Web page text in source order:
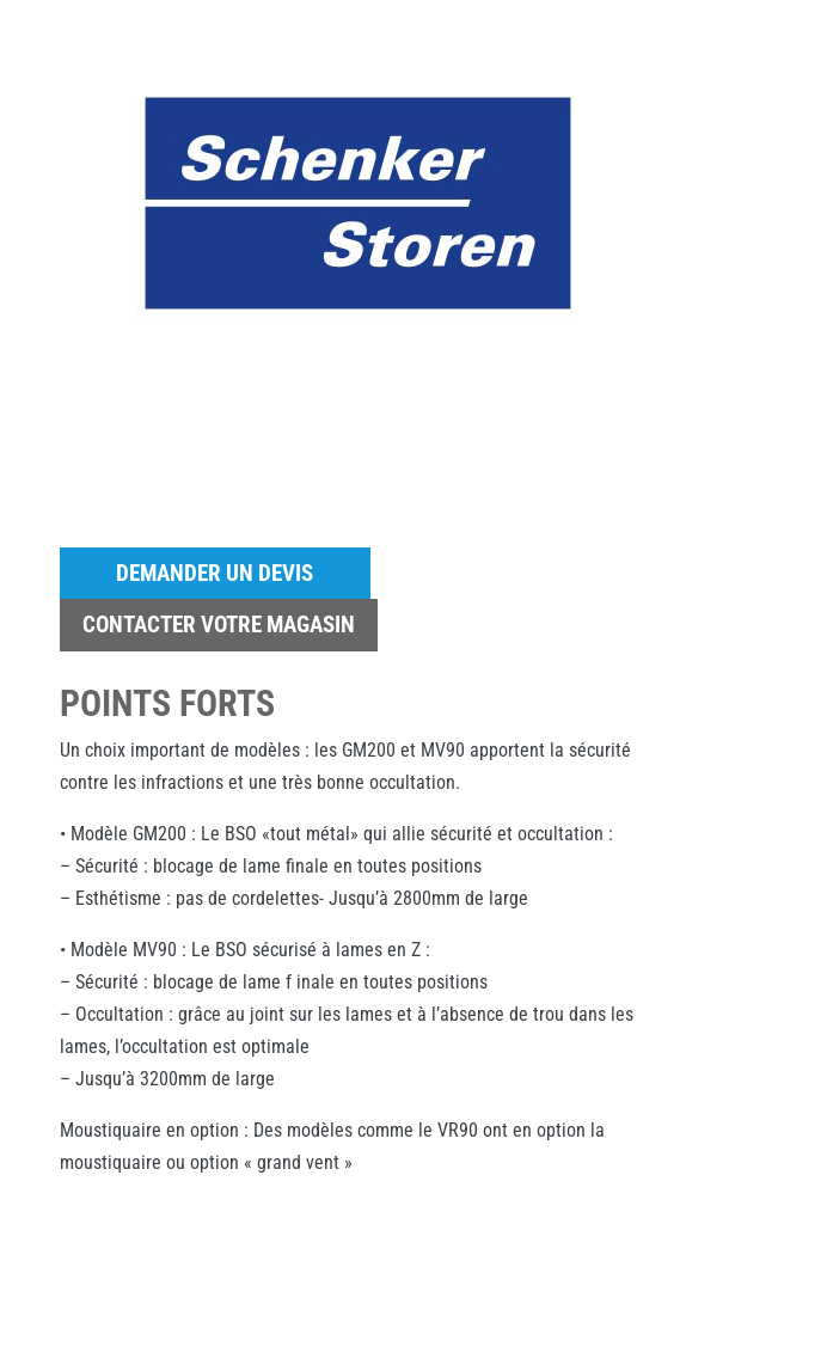
DEMANDER UN DEVIS
CONTACTER VOTRE MAGASIN
POINTS FORTS
Un choix important de modèles : les GM200 et MV90 apportent la sécurité
contre les infractions et une très bonne occultation.
• Modèle GM200 : Le BSO «tout métal» qui allie sécurité et occultation :
– Sécurité : blocage de lame finale en toutes positions
– Esthétisme : pas de cordelettes- Jusqu’à 2800mm de large
• Modèle MV90 : Le BSO sécurisé à lames en Z :
– Sécurité : blocage de lame f inale en toutes positions
– Occultation : grâce au joint sur les lames et à l’absence de trou dans les
lames, l’occultation est optimale
– Jusqu’à 3200mm de large
Moustiquaire en option : Des modèles comme le VR90 ont en option la
moustiquaire ou option « grand vent »